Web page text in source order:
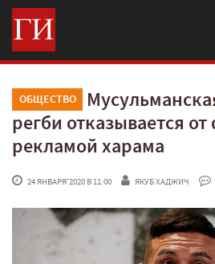
ОБЩЕСТВО
регби отказывается
рекламой харама
24 ЯНВАРЯ'2020 В 11:00 ЯКУБ ХАДЖИЧ